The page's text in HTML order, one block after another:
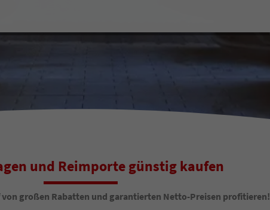
und Reimporte günstig kaufen
großen Rabatten und garantierten Netto-Preisen profitieren!